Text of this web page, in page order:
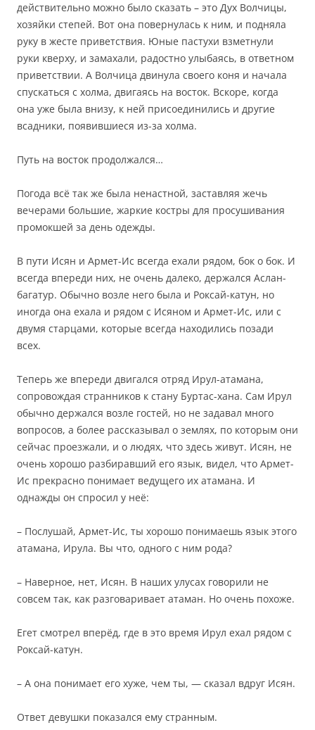
действительно можно было сказать – это Дух Волчицы,
хозяйки степей. Вот она повернулась к ним, и подняла
руку в жесте приветствия. Юные пастухи взметнули
руки кверху, и замахали, радостно улыбаясь, в ответном
приветствии. А Волчица двинула своего коня и начала
спускаться с холма, двигаясь на восток. Вскоре, когда
она уже была внизу, к ней присоединились и другие
всадники, появившиеся из-за холма.
Путь на восток продолжался…
Погода всё так же была ненастной, заставляя жечь
вечерами большие, жаркие костры для просушивания
промокшей за день одежды.
В пути Исян и Армет-Ис всегда ехали рядом, бок о бок. И
всегда впереди них, не очень далеко, держался Аслан-
багатур. Обычно возле него была и Роксай-катун, но
иногда она ехала и рядом с Исяном и Армет-Ис, или с
двумя старцами, которые всегда находились позади
всех.
Теперь же впереди двигался отряд Ирул-атамана,
сопровождая странников к стану Буртас-хана. Сам Ирул
обычно держался возле гостей, но не задавал много
вопросов, а более рассказывал о землях, по которым они
сейчас проезжали, и о людях, что здесь живут. Исян, не
очень хорошо разбиравший его язык, видел, что Армет-
Ис прекрасно понимает ведущего их атамана. И
однажды он спросил у неё:
– Послушай, Армет-Ис, ты хорошо понимаешь язык этого
атамана, Ирула. Вы что, одного с ним рода?
– Наверное, нет, Исян. В наших улусах говорили не
совсем так, как разговаривает атаман. Но очень похоже.
Егет смотрел вперёд, где в это время Ирул ехал рядом с
Роксай-катун.
– А она понимает его хуже, чем ты, — сказал вдруг Исян.
Ответ девушки показался ему странным.